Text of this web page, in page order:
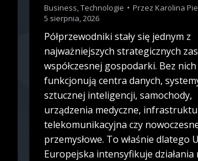
Business,Technologie Przez Karolina
5 sierpnia, 2026
Półprzewodniki stały się jednym z
najważniejszych strategicznych
współczesnej gospodarki. Bez
funkcjonują centra danych,
sztucznej inteligencji, samochody,
urządzenia medyczne,
telekomunikacyjna czy
przemysłowe. To właśnie dlatego
Europejska intensyfikuje działania